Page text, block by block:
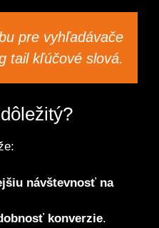
pre vyhľadávače
tail kľúčové slová.
návštevnosť na
konverzie.